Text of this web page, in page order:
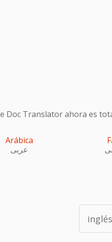
Doc Translator ahora es
Arábica
عربى